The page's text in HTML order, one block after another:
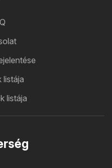
listája
listája